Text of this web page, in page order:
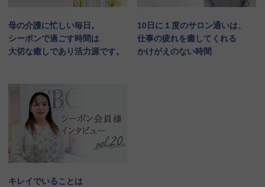
母の介護に忙しい毎日。
シーボンで過ごす時間は
大切な癒しであり活力源です。
10日に１度のサロン通いは、
仕事の疲れを癒してくれる
かけがえのない時間
キレイでいることは